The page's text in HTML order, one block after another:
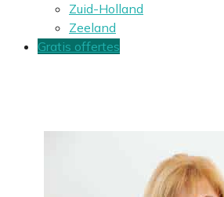
Zuid-Holland
Zeeland
Gratis offertes